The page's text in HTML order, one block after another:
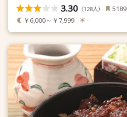
3.30 （128人） 5189
￥6,000～￥7,999 -